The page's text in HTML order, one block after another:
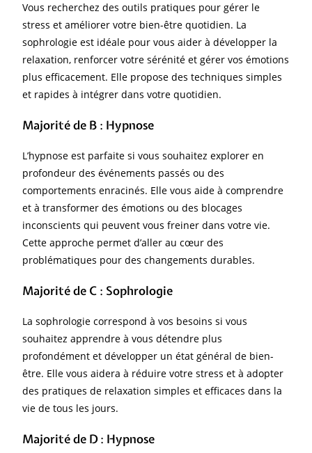
Vous recherchez des outils pratiques pour gérer le
stress et améliorer votre bien-être quotidien. La
sophrologie est idéale pour vous aider à développer la
relaxation, renforcer votre sérénité et gérer vos émotions
plus efficacement. Elle propose des techniques simples
et rapides à intégrer dans votre quotidien.
Majorité de B : Hypnose
L’hypnose est parfaite si vous souhaitez explorer en
profondeur des événements passés ou des
comportements enracinés. Elle vous aide à comprendre
et à transformer des émotions ou des blocages
inconscients qui peuvent vous freiner dans votre vie.
Cette approche permet d’aller au cœur des
problématiques pour des changements durables.
Majorité de C : Sophrologie
La sophrologie correspond à vos besoins si vous
souhaitez apprendre à vous détendre plus
profondément et développer un état général de bien-
être. Elle vous aidera à réduire votre stress et à adopter
des pratiques de relaxation simples et efficaces dans la
vie de tous les jours.
Majorité de D: Hypnose